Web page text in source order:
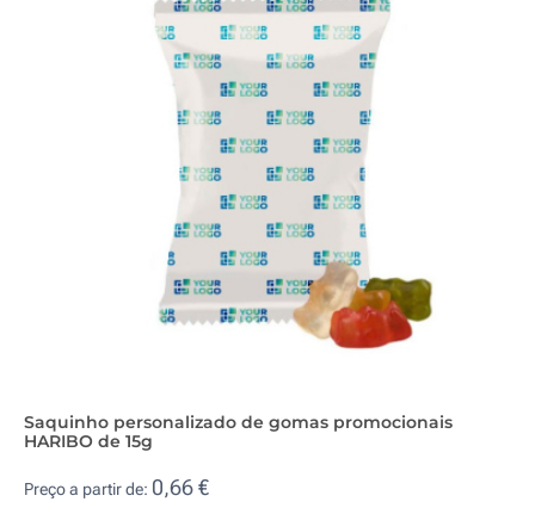
Saquinho personalizado de gomas promocionais
HARIBO de 15g
Preço a partir de: 0,66 €